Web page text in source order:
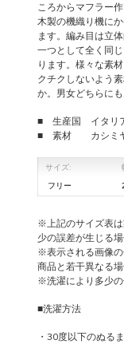
ころからマフラー
木製の機織り機に
ます。編み目は立
一つとして全く同
ります。様々な素
クチクしないよう
か。男女どちらにも
■ 生産国 イタリ
■ 素材 カシミヤ
サイズ:
フリー
※上記のサイズ表
少の誤差が生じる
※表示される画像
商品と若干異なる場
※洗濯により多少の
■洗濯方法
・30度以下のぬる